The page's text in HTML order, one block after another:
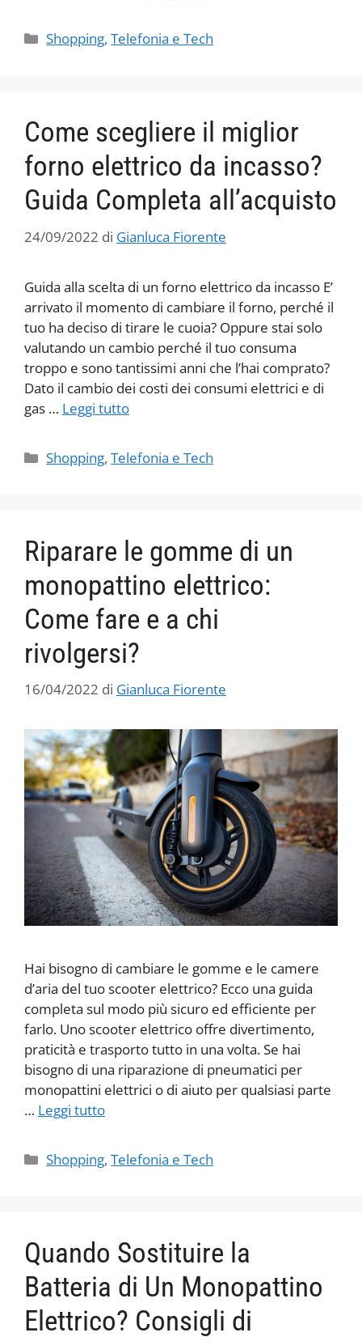
Categorie
Shopping,Telefonia e Tech
Come scegliere il miglior
forno elettrico da incasso?
Guida Completa all’acquisto
24/09/2022 di Gianluca Fiorente
Guida alla scelta di un forno elettrico da incasso E’
arrivato il momento di cambiare il forno, perché il
tuo ha deciso di tirare le cuoia? Oppure stai solo
valutando un cambio perché il tuo consuma
troppo e sono tantissimi anni che l’hai comprato?
Dato il cambio dei costi dei consumi elettrici e di
gas … Leggi tutto
Categorie
Shopping,Telefonia e Tech
Riparare le gomme di un
monopattino elettrico:
Come fare e a chi
rivolgersi?
16/04/2022 di Gianluca Fiorente
Hai bisogno di cambiare le gomme e le camere
d’aria del tuo scooter elettrico? Ecco una guida
completa sul modo più sicuro ed efficiente per
farlo. Uno scooter elettrico offre divertimento,
praticità e trasporto tutto in una volta. Se hai
bisogno di una riparazione di pneumatici per
monopattini elettrici o di aiuto per qualsiasi parte
… Leggi tutto
Categorie
Shopping,Telefonia e Tech
Quando Sostituire la
Batteria di Un Monopattino
Elettrico? Consigli di